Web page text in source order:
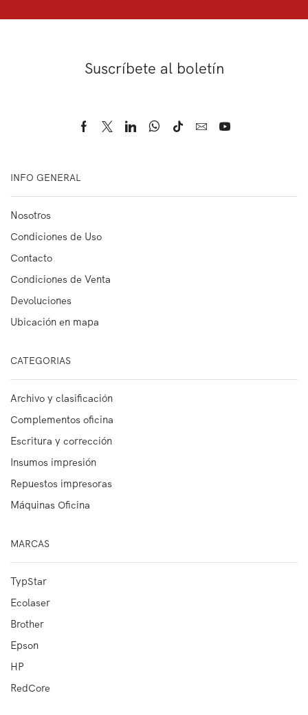
Suscríbete al boletín
INFO GENERAL
Nosotros
Condiciones de Uso
Contacto
Condiciones de Venta
Devoluciones
Ubicación en mapa
CATEGORIAS
Archivo y clasificación
Complementos oficina
Escritura y corrección
Insumos impresión
Repuestos impresoras
Máquinas Oficina
MARCAS
TypStar
Ecolaser
Brother
Epson
HP
RedCore